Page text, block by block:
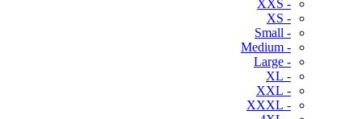
- XXS
- XS
- Small
- Medium
- Large
- XL
- XXL
- XXXL